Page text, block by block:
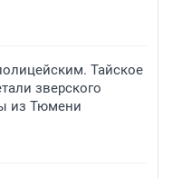
Тайское
зверского
из Тюмени